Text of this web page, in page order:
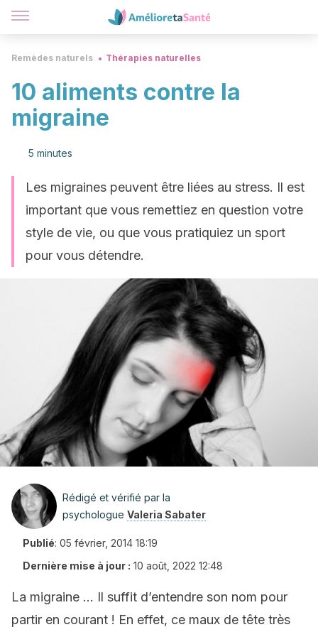
Remèdes naturels Thérapies naturelles
10 aliments contre la
migraine
5 minutes
Les migraines peuvent être liées au stress. Il est
important que vous remettiez en question votre
style de vie, ou que vous pratiquiez un sport
pour vous détendre.
Rédigé et vérifié par la
psychologue Valeria Sabater
Publié: 05 février, 2014 18:19
Dernière mise à jour : 10 août, 2022 12:48
La migraine … Il suffit d’entendre son nom pour
partir en courant ! En effet, ce maux de tête très